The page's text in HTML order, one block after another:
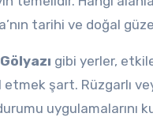
tarihi ve doğal
Gölyazı gibi yerler,
etmek şart. Rüzgarlı
uygulamalarını